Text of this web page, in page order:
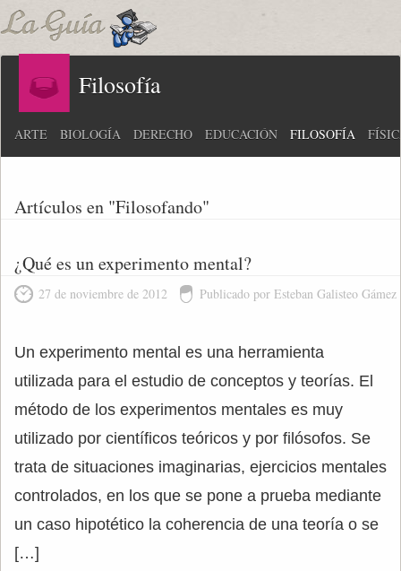
Filosofía
ARTE BIOLOGÍA DERECHO EDUCACIÓN FILOSOFÍA
Artículos en "Filosofando"
¿Qué es un experimento mental?
27 de noviembre de 2012 Publicado por Esteban Galisteo Gámez
Un experimento mental es una herramienta
utilizada para el estudio de conceptos y teorías. El
método de los experimentos mentales es muy
utilizado por científicos teóricos y por filósofos. Se
trata de situaciones imaginarias, ejercicios mentales
controlados, en los que se pone a prueba mediante
un caso hipotético la coherencia de una teoría o se
[…]